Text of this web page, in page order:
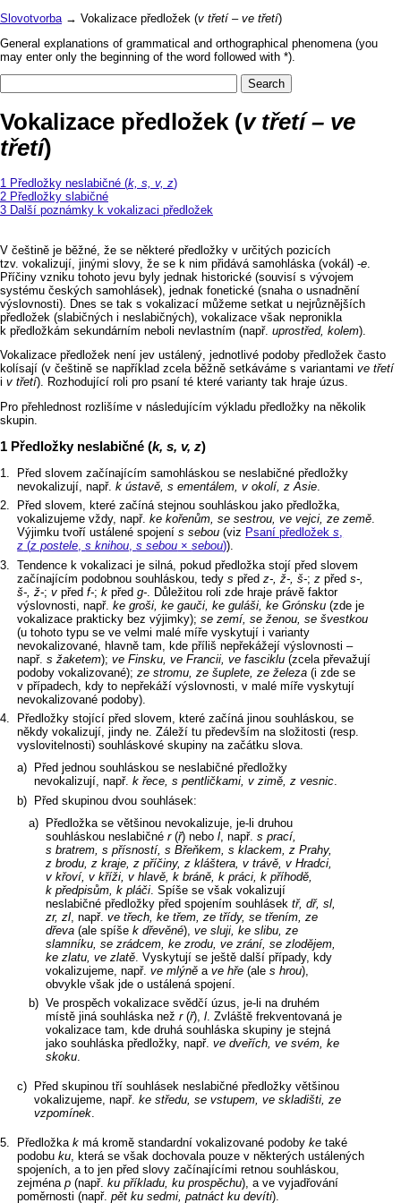
Slovotvorba → Vokalizace předložek (v třetí – ve třetí)
General explanations of grammatical and orthographical phenomena (you
may enter only the beginning of the word followed with *).
Vokalizace předložek (v třetí – ve
třetí)
Předložky neslabičné (k, s, v, z)
Předložky slabičné
Další poznámky k vokalizaci předložek
V češtině je běžné, že se některé předložky v určitých pozicích
tzv. vokalizují, jinými slovy, že se k nim přidává samohláska (vokál) ‑e
Příčiny vzniku tohoto jevu byly jednak historické (souvisí s vývojem
systému českých samohlásek), jednak fonetické (snaha o usnadnění
výslovnosti). Dnes se tak s vokalizací můžeme setkat u nejrůznějších
předložek (slabičných i neslabičných), vokalizace však nepronikla
k předložkám sekundárním neboli nevlastním (např. uprostřed, kolem).
Vokalizace předložek není jev ustálený, jednotlivé podoby předložek často
kolísají (v češtině se například zcela běžně setkáváme s variantami ve třetí
i v třetí). Rozhodující roli pro psaní té které varianty tak hraje úzus.
Pro přehlednost rozlišíme v následujícím výkladu předložky na několik
skupin.
Předložky neslabičné (k, s, v, z)
Před slovem začínajícím samohláskou se neslabičné předložky
nevokalizují, např.k ústavě, s ementálem, v okolí, z Asie
Před slovem, které začíná stejnou souhláskou jako předložka,
vokalizujeme vždy, např.ke kořenům, se sestrou, ve vejci, ze země.
Výjimku tvoří ustálené spojenís sebou (viz Psaní předložeks,
z (z postele,s knihou,s sebou ×sebou)).
Tendence k vokalizaci je silná, pokud předložka stojí před slovem
začínajícím podobnou souhláskou, tedys předz‑, ž‑, š‑;z předs‑,
š‑, ž‑;v předf‑;k předg‑ . Důležitou roli zde hraje právě faktor
výslovnosti, např.ke groši, ke gauči, ke guláši, ke Grónsku (zde je
vokalizace prakticky bez výjimky);se zemí, se ženou, se švestkou
(u tohoto typu se ve velmi malé míře vyskytují i varianty
nevokalizované, hlavně tam, kde příliš nepřekážejí výslovnosti –⁠⁠⁠⁠⁠⁠⁠⁠
např.s žaketem);ve Finsku, ve Francii, ve fasciklu (zcela převažují
podoby vokalizované);ze stromu, ze šuplete, ze železa (i zde se
v případech, kdy to nepřekáží výslovnosti, v malé míře vyskytují
nevokalizované podoby).
Předložky stojící před slovem, které začíná jinou souhláskou, se
někdy vokalizují, jindy ne. Záleží tu především na složitosti (resp.
vyslovitelnosti) souhláskové skupiny na začátku slova.
Před jednou souhláskou se neslabičné předložky
nevokalizují, např.k řece, s pentličkami, v zimě, z vesnic.
Před skupinou dvou souhlásek:
Předložka se většinou nevokalizuje, je‑li druhou
souhláskou neslabičnér(ř) nebol , např.s prací,
s bratrem, s přísností, s Břeňkem, s klackem, z Prahy,
z brodu, z kraje, z příčiny, z kláštera, v trávě, v Hradci,
v křoví, v kříži, v hlavě, k bráně, k práci, k příhodě,
k předpisům, k pláči . Spíše se však vokalizují
neslabičné předložky před spojením souhlásektř, dř, sl,
zr, zl , např.ve třech, ke třem, ze třídy, se třením, ze
dřeva (ale spíšek dřevěné),ve sluji, ke slibu, ze
slamníku, se zrádcem, ke zrodu, ve zrání, se zlodějem,
ke zlatu, ve zlatě . Vyskytují se ještě další případy, kdy
vokalizujeme, např.ve mlýně ave hře (ales hrou),
obvykle však jde o ustálená spojení.
Ve prospěch vokalizace svědčí úzus, je‑li na druhém
místě jiná souhláska nežr(ř),l. Zvláště frekventovaná je
vokalizace tam, kde druhá souhláska skupiny je stejná
jako souhláska předložky, např.ve dveřích, ve svém, ke
skoku.
Před skupinou tří souhlásek neslabičné předložky většinou
vokalizujeme, např.ke středu, se vstupem, ve skladišti, ze
vzpomínek.
Předložkak má kromě standardní vokalizované podobyke také
podobuku, která se však dochovala pouze v některých ustálených
spojeních, a to jen před slovy začínajícími retnou souhláskou,
zejménap (např.ku příkladu, ku prospěchu), a ve vyjadřování
poměrnosti (např.pět ku sedmi, patnáct ku devíti).